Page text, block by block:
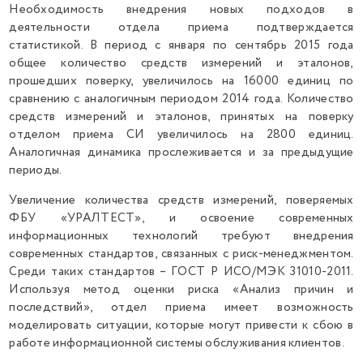
Необходимость внедрения новых подходов в
деятельности отдела приема подтверждается
статистикой. В период с января по сентябрь 2015 года
общее количество средств измерений и эталонов,
прошедших поверку, увеличилось на 16000 единиц по
сравнению с аналогичным периодом 2014 года. Количество
средств измерений и эталонов, принятых на поверку
отделом приема СИ увеличилось на 2800 единиц.
Аналогичная динамика прослеживается и за предыдущие
периоды.
Увеличение количества средств измерений, поверяемых
ФБУ «УРАЛТЕСТ», и освоение современных
информационных технологий требуют внедрения
современных стандартов, связанных с риск-менеджментом.
Среди таких стандартов – ГОСТ Р ИСО/МЭК 31010-2011.
Используя метод оценки риска «Анализ причин и
последствий», отдел приема имеет возможность
моделировать ситуации, которые могут привести к сбою в
работе информационной системы обслуживания клиентов.